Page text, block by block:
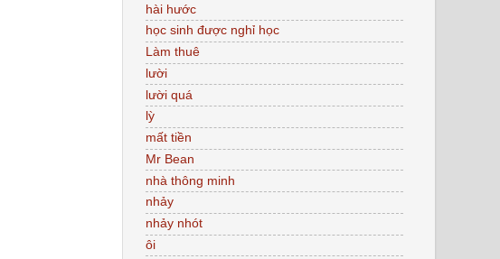
hài hước
học sinh được nghỉ học
Làm thuê
lười
lười quá
lỳ
mất tiền
Mr Bean
nhà thông minh
nhảy
nhảy nhót
ôi